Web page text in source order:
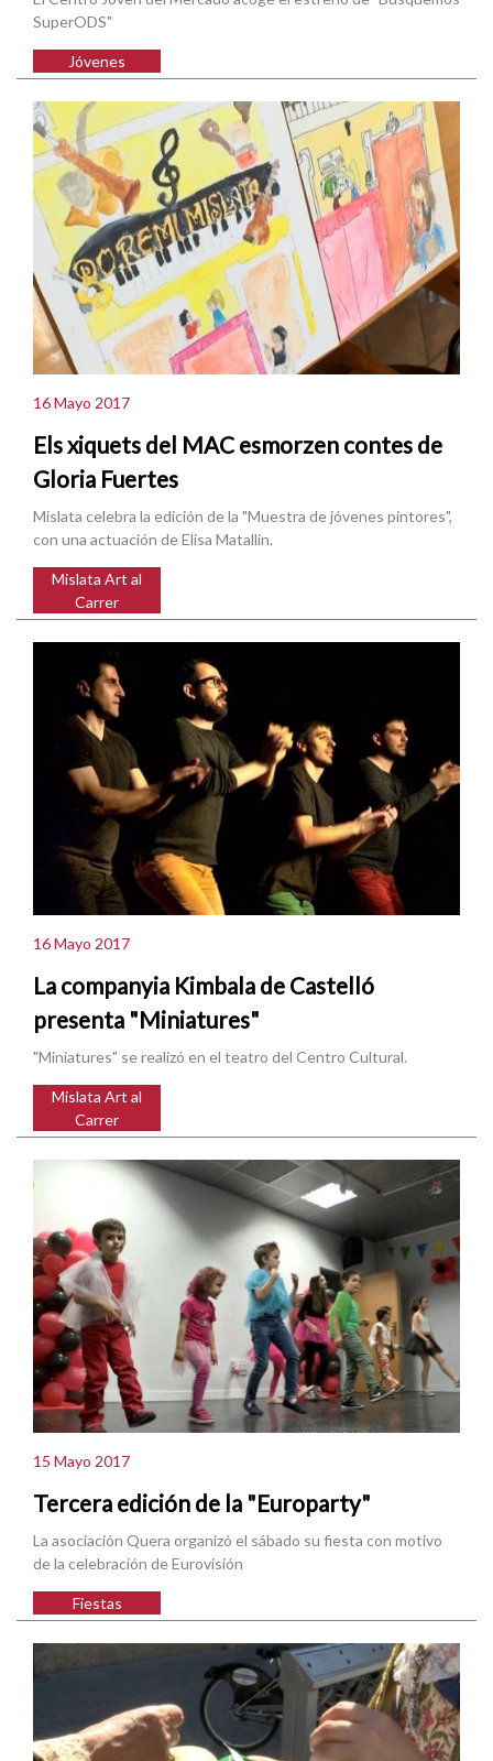
SuperODS"
Jóvenes
16 Mayo 2017
Els xiquets del MAC esmorzen contes de
Gloria Fuertes
Mislata celebra la edición de la "Muestra de jóvenes pintores",
con una actuación de Elisa Matallín.
Mislata Art al
Carrer
16 Mayo 2017
La companyia Kimbala de Castelló
presenta "Miniatures"
"Miniatures" se realizó en el teatro del Centro Cultural.
Mislata Art al
Carrer
15 Mayo 2017
Tercera edición de la "Europarty"
La asociación Quera organizó el sábado su fiesta con motivo
de la celebración de Eurovisión
Fiestas